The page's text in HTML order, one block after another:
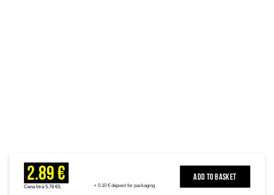
2.89 €
Cena litrā 5.78 €/L + 0.10 € deposit for packaging
ADD TO BASKET